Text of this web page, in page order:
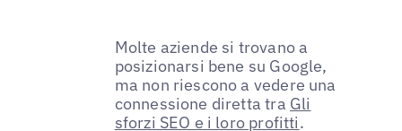
Molte aziende si trovano a
posizionarsi bene su Google,
ma non riescono a vedere una
connessione diretta tra Gli
sforzi SEO e i loro profitti.